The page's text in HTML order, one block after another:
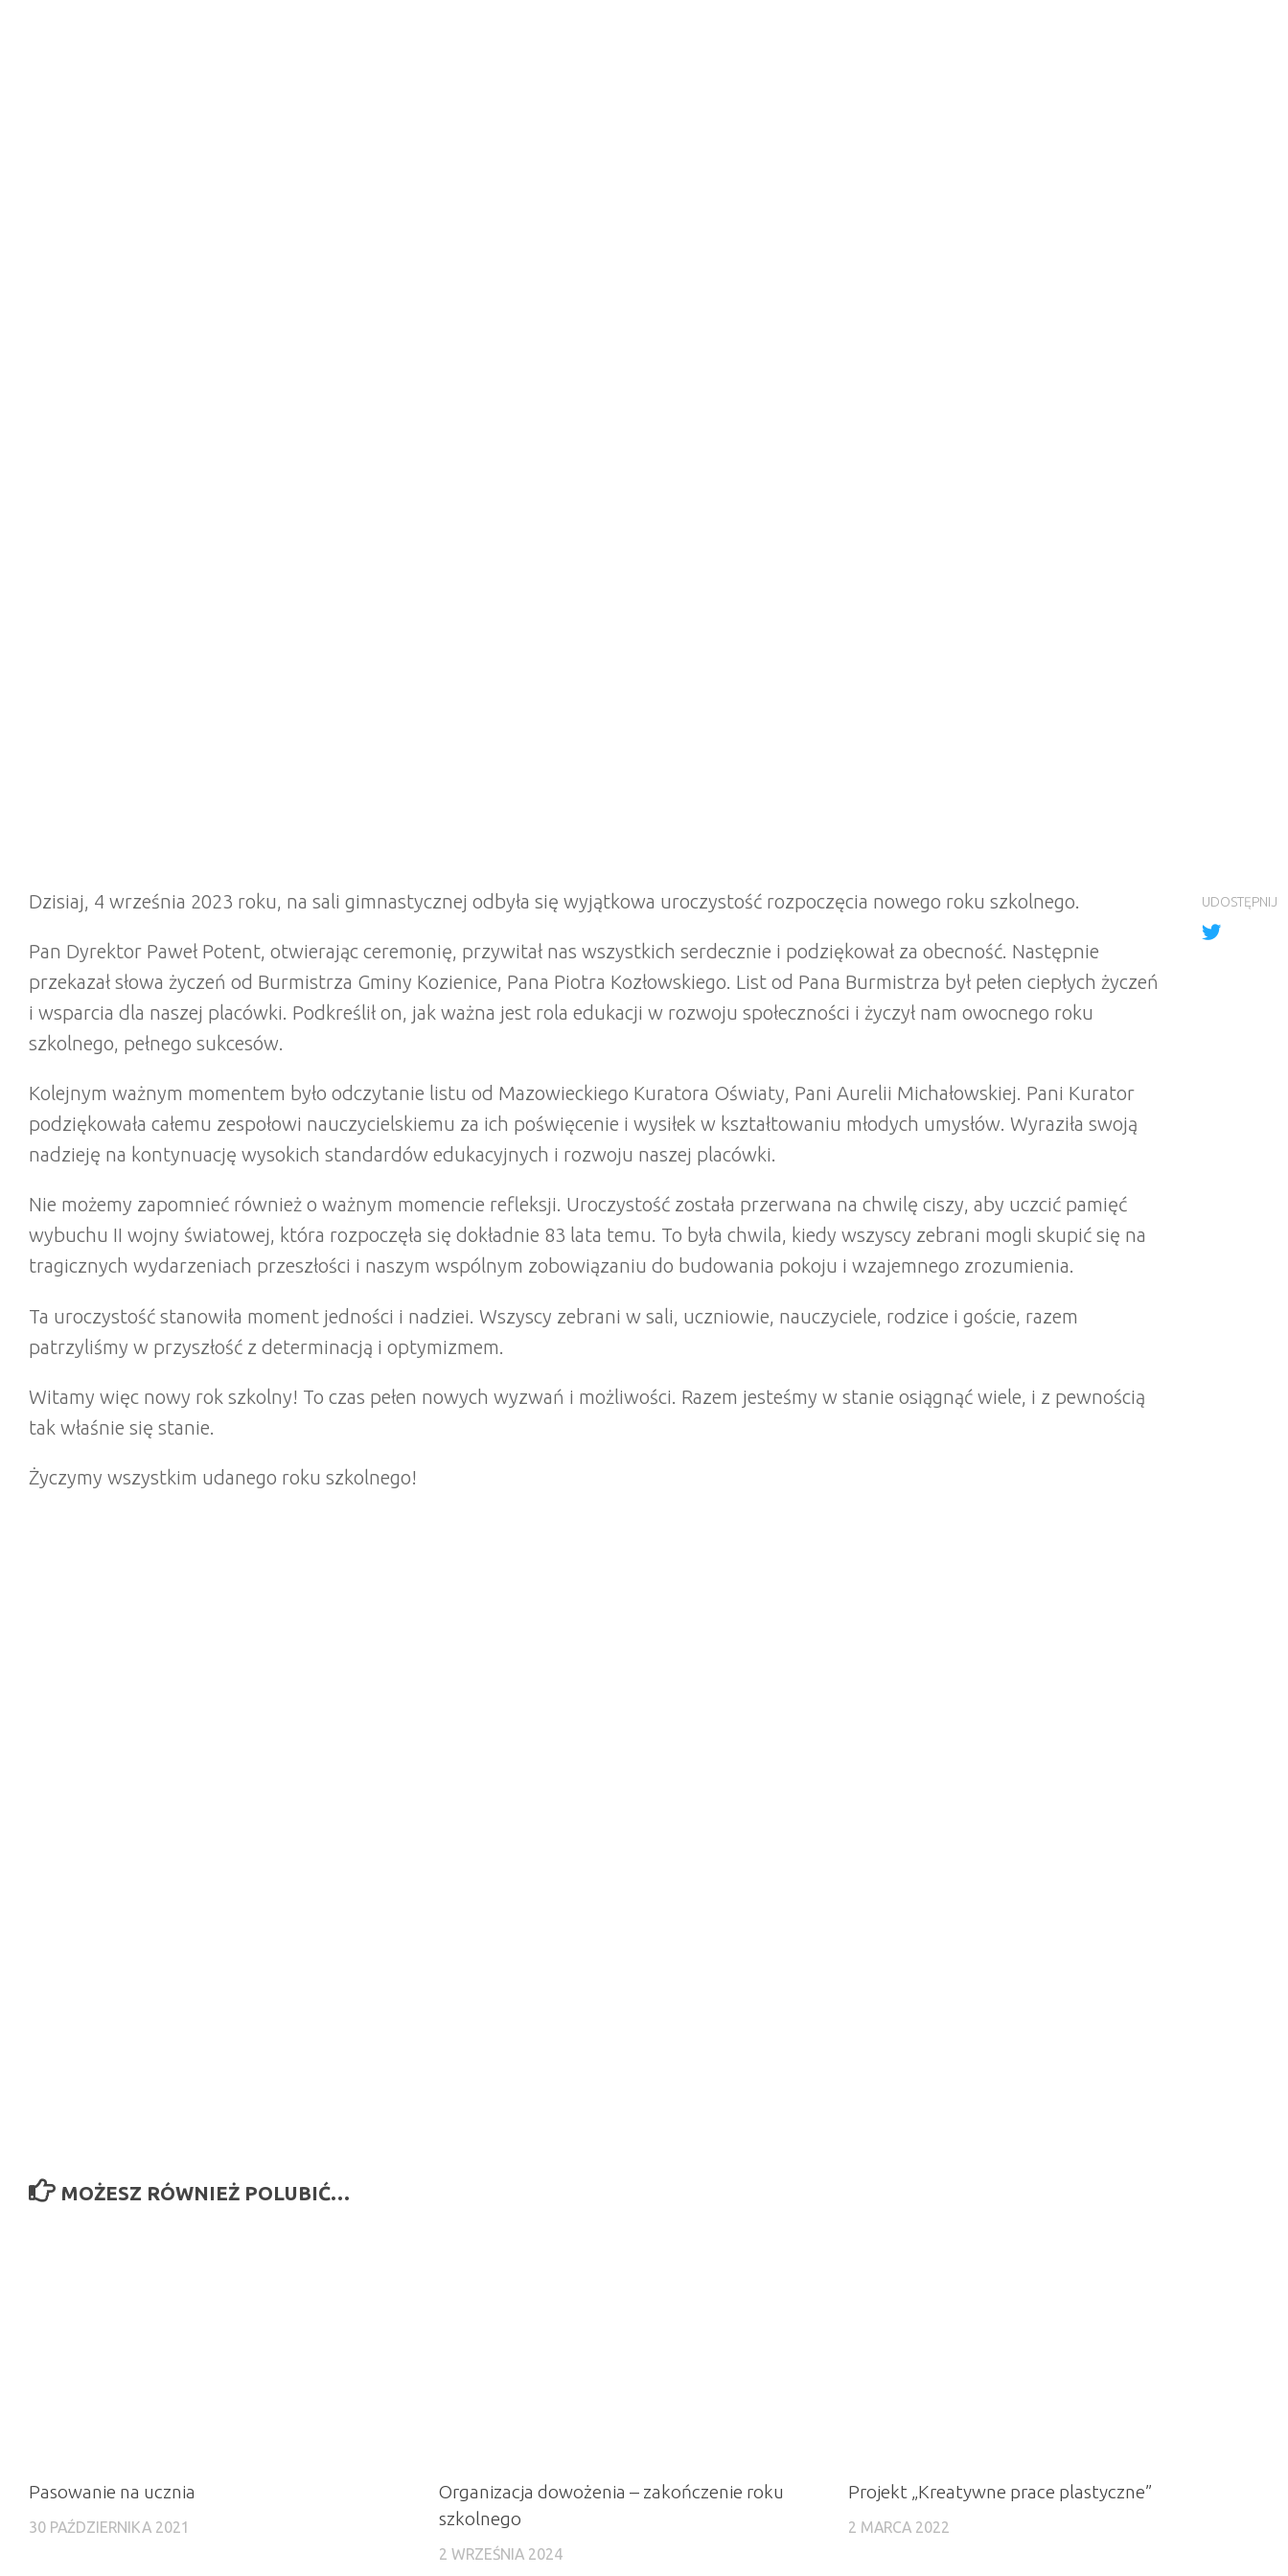
Dzisiaj, 4 września 2023 roku, na sali gimnastycznej odbyła się wyjątkowa uroczystość rozpoczęcia nowego roku szkolnego.
Pan Dyrektor Paweł Potent, otwierając ceremonię, przywitał nas wszystkich serdecznie i podziękował za obecność. Następnie
przekazał słowa życzeń od Burmistrza Gminy Kozienice, Pana Piotra Kozłowskiego. List od Pana Burmistrza był pełen ciepłych życzeń
i wsparcia dla naszej placówki. Podkreślił on, jak ważna jest rola edukacji w rozwoju społeczności i życzył nam owocnego roku
szkolnego, pełnego sukcesów.
Kolejnym ważnym momentem było odczytanie listu od Mazowieckiego Kuratora Oświaty, Pani Aurelii Michałowskiej. Pani Kurator
podziękowała całemu zespołowi nauczycielskiemu za ich poświęcenie i wysiłek w kształtowaniu młodych umysłów. Wyraziła swoją
nadzieję na kontynuację wysokich standardów edukacyjnych i rozwoju naszej placówki.
Nie możemy zapomnieć również o ważnym momencie refleksji. Uroczystość została przerwana na chwilę ciszy, aby uczcić pamięć
wybuchu II wojny światowej, która rozpoczęła się dokładnie 83 lata temu. To była chwila, kiedy wszyscy zebrani mogli skupić się na
tragicznych wydarzeniach przeszłości i naszym wspólnym zobowiązaniu do budowania pokoju i wzajemnego zrozumienia.
Ta uroczystość stanowiła moment jedności i nadziei. Wszyscy zebrani w sali, uczniowie, nauczyciele, rodzice i goście, razem
patrzyliśmy w przyszłość z determinacją i optymizmem.
Witamy więc nowy rok szkolny! To czas pełen nowych wyzwań i możliwości. Razem jesteśmy w stanie osiągnąć wiele, i z pewnością
tak właśnie się stanie.
Życzymy wszystkim udanego roku szkolnego!
UDOSTĘPNIJ
MOŻESZ RÓWNIEŻ POLUBIĆ…
Pasowanie na ucznia
30 PAŹDZIERNIKA 2021
Organizacja dowożenia – zakończenie roku
szkolnego
2 WRZEŚNIA 2024
Projekt „Kreatywne prace plastyczne”
2 MARCA 2022